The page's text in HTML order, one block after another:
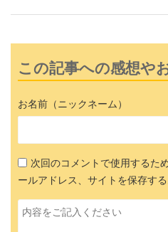
この記事への感想や
お名前（ニックネーム）
次回のコメントで使用するた
ールアドレス、サイトを保存する